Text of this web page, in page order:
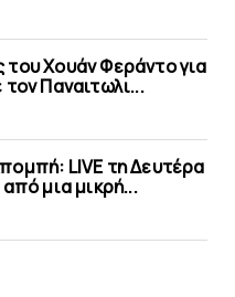
του Χουάν Φεράντο για
τoν Παναιτωλι...
LIVE τη Δευτέρα
μια μικρή...